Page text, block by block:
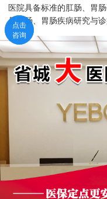
医院具备标准的肛肠、胃
是肛肠、胃肠疾病研究与诊
点击
咨询
点击
咨询